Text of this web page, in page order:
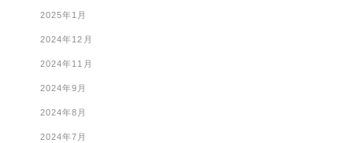
2025年1月
2024年12月
2024年11月
2024年9月
2024年8月
2024年7月